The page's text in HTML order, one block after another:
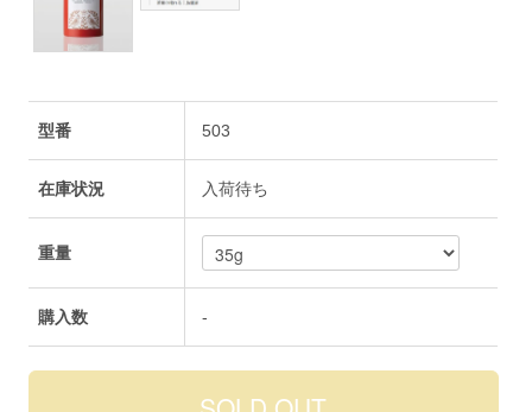
型番 503
在庫状況 入荷待ち
重量
購入数 -